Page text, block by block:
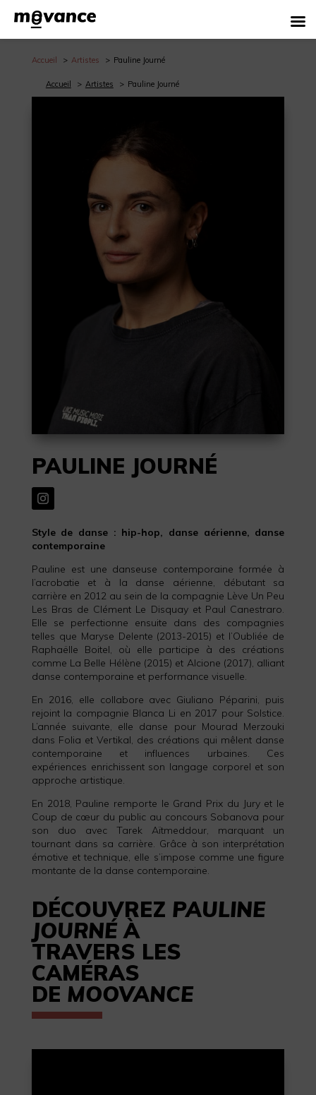
Accueil Artistes Pauline Journé
Accueil Artistes Pauline Journé
PAULINE JOURNÉ
Style de danse : hip-hop, danse aérienne, danse
contemporaine
Pauline est une danseuse contemporaine formée à
l’acrobatie et à la danse aérienne, débutant sa
carrière en 2012 au sein de la compagnie Lève Un Peu
Les Bras de Clément Le Disquay et Paul Canestraro.
Elle se perfectionne ensuite dans des compagnies
telles que Maryse Delente (2013-2015) et l’Oubliée de
Raphaëlle Boitel, où elle participe à des créations
comme La Belle Hélène (2015) et Alcione (2017), alliant
danse contemporaine et performance visuelle.
En 2016, elle collabore avec Giuliano Péparini, puis
rejoint la compagnie Blanca Li en 2017 pour Solstice.
L’année suivante, elle danse pour Mourad Merzouki
dans Folia et Vertikal, des créations qui mêlent danse
contemporaine et influences urbaines. Ces
expériences enrichissent son langage corporel et son
approche artistique.
En 2018, Pauline remporte le Grand Prix du Jury et le
Coup de cœur du public au concours Sobanova pour
son duo avec Tarek Aïtmeddour, marquant un
tournant dans sa carrière. Grâce à son interprétation
émotive et technique, elle s’impose comme une figure
montante de la danse contemporaine.
DÉCOUVREZ PAULINE
JOURNÉÀ
TRAVERS LES
CAMÉRAS
DE MOOVANCE